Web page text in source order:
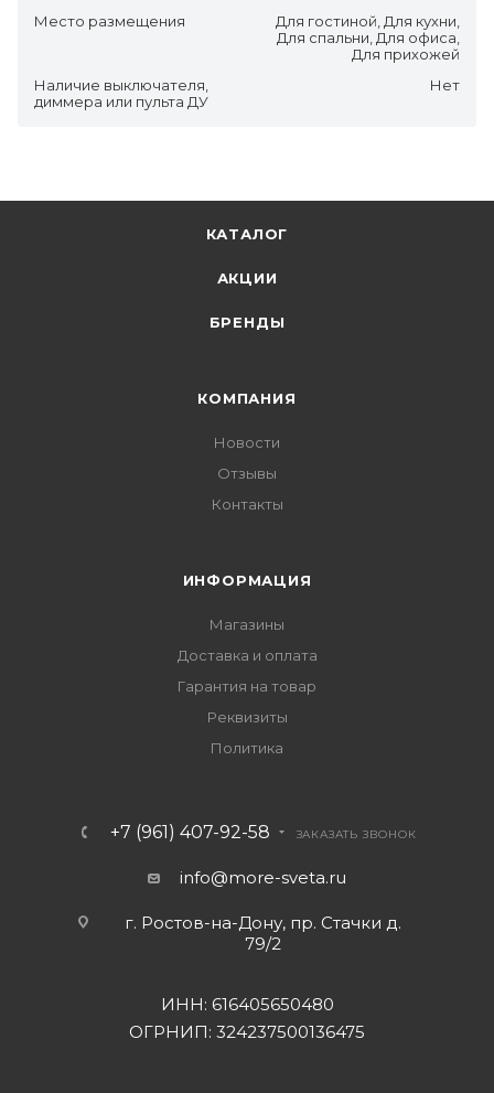
Место размещения
Для гостиной, Для кухни,
Для спальни, Для офиса,
Для прихожей
Наличие выключателя,
диммера или пульта ДУ
Нет
КАТАЛОГ
АКЦИИ
БРЕНДЫ
КОМПАНИЯ
Новости
Отзывы
Контакты
ИНФОРМАЦИЯ
Магазины
Доставка и оплата
Гарантия на товар
Реквизиты
Политика
+7 (961) 407-92-58 ЗАКАЗАТЬ ЗВОНОК
info@more-sveta.ru
г. Ростов-на-Дону, пр. Стачки д.
79/2
ИНН: 616405650480
ОГРНИП: 324237500136475